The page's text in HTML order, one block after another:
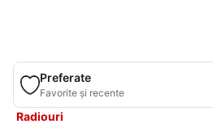
Preferate
Favorite și recente
Radiouri